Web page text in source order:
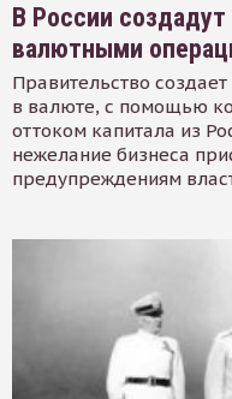
В России
валютными
Правительство
в валюте, с помощью
оттоком капитала из
нежелание бизнеса
предупреждениям